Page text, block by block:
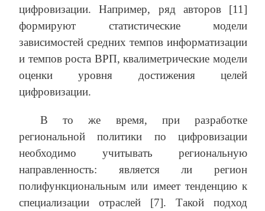
цифровизации. Например, ряд авторов [11]
формируют статистические модели
зависимостей средних темпов информатизации
и темпов роста ВРП, квалиметрические модели
оценки уровня достижения целей
цифровизации.
В то же время, при разработке
региональной политики по цифровизации
необходимо учитывать региональную
направленность: является ли регион
полифункциональным или имеет тенденцию к
специализации отраслей [7]. Такой подход